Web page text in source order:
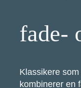
fade-
Klassikere som
kombinerer en